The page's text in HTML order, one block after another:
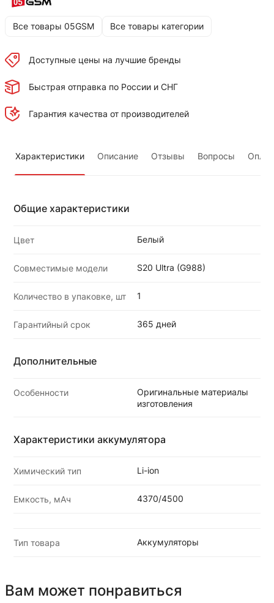
Все товары 05GSM Все товары категории
Доступные цены на лучшие бренды
Быстрая отправка по России и СНГ
Гарантия качества от производителей
Характеристики Описание Отзывы Вопросы
Общие характеристики
Цвет Белый
Совместимые модели S20 Ultra (G988)
Количество в упаковке, шт 1
Гарантийный срок 365 дней
Дополнительные
Особенности
Оригинальные материалы
изготовления
Характеристики аккумулятора
Химический тип Li-ion
Емкость, мАч 4370/4500
Тип товара Аккумуляторы
Вам может понравиться